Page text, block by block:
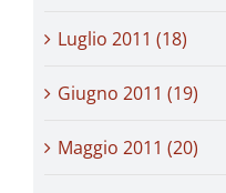
Luglio 2011 (18)
Giugno 2011 (19)
Maggio 2011 (20)